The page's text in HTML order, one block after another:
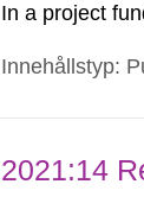
In a project
Innehållstyp:
2021:14